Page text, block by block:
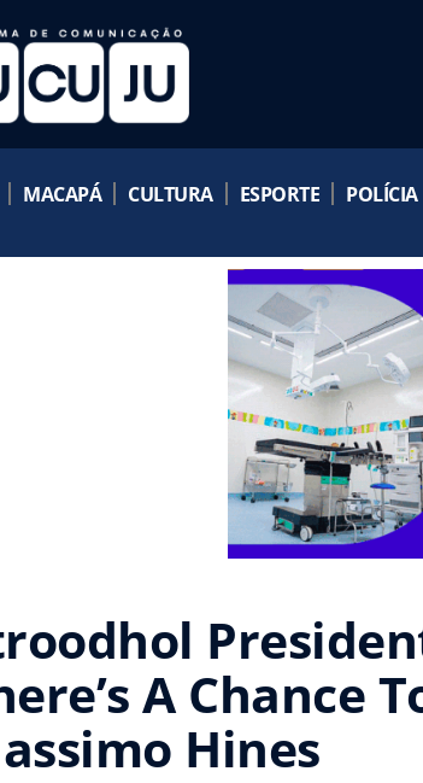
MACAPÁ CULTURA ESPORTE POLÍCIA
A Chance
Hines